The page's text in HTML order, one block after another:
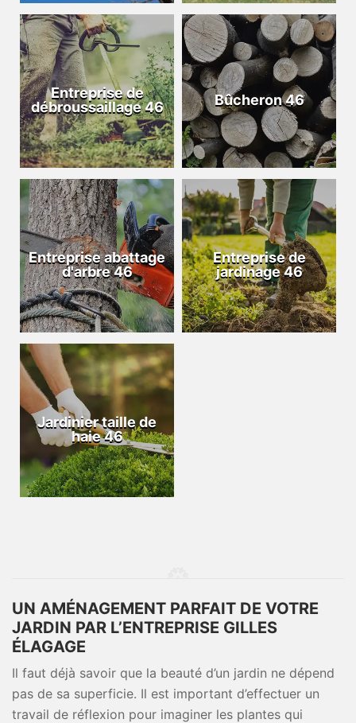
Entreprise de
débroussaillage 46
Bûcheron 46
Entreprise abattage
d'arbre 46
Entreprise de
jardinage 46
Jardinier taille de
haie 46
UN AMÉNAGEMENT PARFAIT DE VOTRE
JARDIN PAR L’ENTREPRISE GILLES
ÉLAGAGE
Il faut déjà savoir que la beauté d’un jardin ne dépend
pas de sa superficie. Il est important d’effectuer un
travail de réflexion pour imaginer les plantes qui